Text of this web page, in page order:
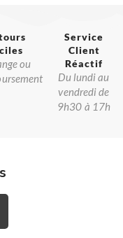
ou
Service
Client
Réactif​
Du lundi au
vendredi de
9h30 à 17h